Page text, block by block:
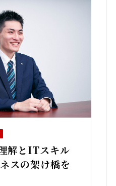
解とITスキル
スの架け橋を